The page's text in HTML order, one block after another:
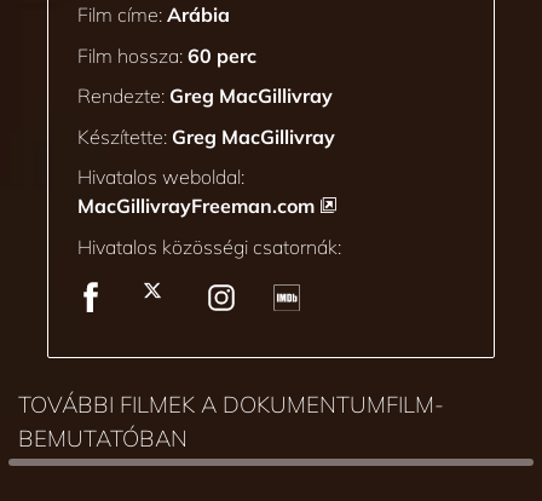
Film címe: Arábia
Film hossza: 60 perc
Rendezte: Greg MacGillivray
Készítette: Greg MacGillivray
Hivatalos weboldal:
MacGillivrayFreeman.com
Hivatalos közösségi csatornák:
TOVÁBBI FILMEK A DOKUMENTUMFILM-
BEMUTATÓBAN